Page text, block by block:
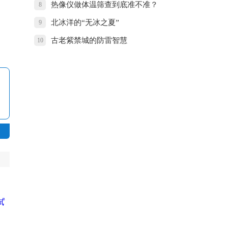
洪水补充
8 热像仪做体温筛查到底准不准？
9 北冰洋的“无冰之夏”
10 古老紫禁城的防雷智慧